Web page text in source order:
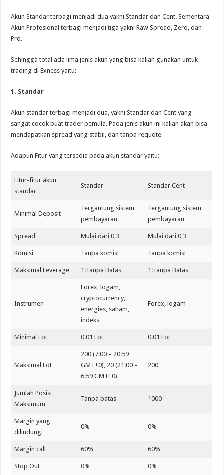
Akun Standar terbagi menjadi dua yakni Standar dan Cent. Sementara
Akun Profesional terbagi menjadi tiga yakni Raw Spread, Zero, dan
Pro.
Sehingga total ada lima jenis akun yang bisa kalian gunakan untuk
trading di Exness yaitu:
1. Standar
Akun standar terbagi menjadi dua, yakni Standar dan Cent yang
sangat cocok buat trader pemula. Pada jenis akun ini kalian akan bisa
mendapatkan spread yang stabil, dan tanpa requote
Adapun Fitur yang tersedia pada akun standar yaitu:
Fitur-fitur akun
standar
Standar Standar Cent
Minimal Deposit
Tergantung sistem
pembayaran
Tergantung sistem
pembayaran
Spread Mulai dari 0,3 Mulai dari 0,3
Komisi Tanpa komisi Tanpa komisi
Maksimal Leverage 1:Tanpa Batas 1:Tanpa Batas
Instrumen
Forex, logam,
cryptocurrency,
energies, saham,
indeks
Forex, logam
Minimal Lot 0.01 Lot 0.01 Lot
Maksimal Lot
200 (7:00 – 20:59
GMT+0), 20 (21:00 –
6:59 GMT+0)
200
Jumlah Posisi
Maksimum
Tanpa batas 1000
Margin yang
dilindungi
0% 0%
Margin call 60% 60%
Stop Out 0% 0%